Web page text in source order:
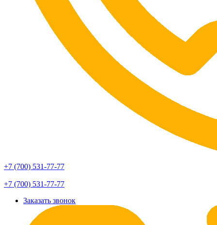
+7 (700) 531-77-77
+7 (700) 531-77-77
Заказать звонок